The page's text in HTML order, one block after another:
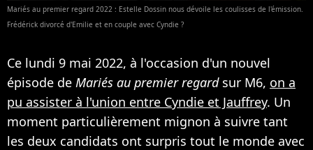
Mariés au premier regard 2022 : Estelle Dossin nous dévoile les coulisses de l'émission.
Frédérick divorcé d'Emilie et en couple avec Cyndie ?
Ce lundi 9 mai 2022, à l'occasion d'un nouvel
épisode de Mariés au premier regardsur M6, on a
pu assister à l'union entre Cyndie et Jauffrey. Un
moment particulièrement mignon à suivre tant
les deux candidats ont surpris tout le monde avec